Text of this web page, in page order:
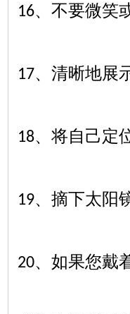
16、不要微笑
17、清晰地展
18、将自己定
19、摘下太阳
20、如果您戴